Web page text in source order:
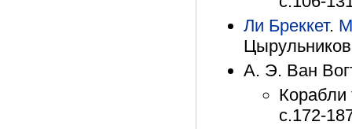
Ли Бреккет.
А. Э. Ван
Корабли
с.172-